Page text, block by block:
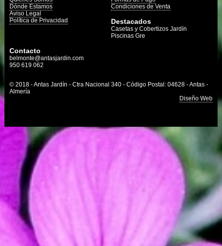
Dónde Estamos
Aviso Legal
Política de Privacidad
Condiciones de Venta
Destacados
Casetas y Cobertizos Jardín
Piscinas Gre
Contacto
belmonte@antasjardin.com
950 619 062
© 2018 - Antas Jardín - Ctra Nacional 340 - Código Postal: 04628 - Antas -
Almería
Diseño Web